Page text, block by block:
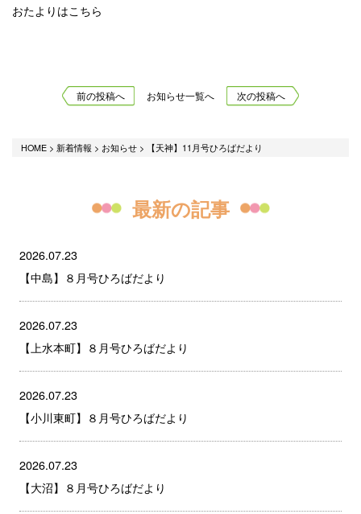
おたよりはこちら
前の投稿へ お知らせ一覧へ 次の投稿へ
HOME> 新着情報 > お知らせ> 【天神】11月号ひろばだより
最新の記事
2026.07.23
【中島】８月号ひろばだより
2026.07.23
【上水本町】８月号ひろばだより
2026.07.23
【小川東町】８月号ひろばだより
2026.07.23
【大沼】８月号ひろばだより